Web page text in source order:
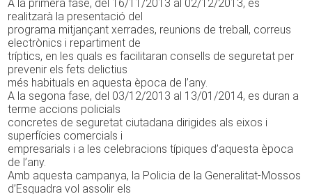
A la primera fase, del 16/11/2013 al 02/12/2013, es
realitzarà la presentació del
programa mitjançant xerrades, reunions de treball, correus
electrònics i repartiment de
tríptics, en les quals es facilitaran consells de seguretat per
prevenir els fets delictius
més habituals en aquesta època de l’any.
A la segona fase, del 03/12/2013 al 13/01/2014, es duran a
terme accions policials
concretes de seguretat ciutadana dirigides als eixos i
superfícies comercials i
empresarials i a les celebracions típiques d’aquesta època
de l’any.
Amb aquesta campanya, la Policia de la Generalitat-Mossos
d’Esquadra vol assolir els